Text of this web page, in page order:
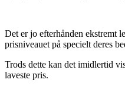
Det er jo efterhånden ekstremt
prisniveauet på specielt deres
Trods dette kan det imidlertid
laveste pris.